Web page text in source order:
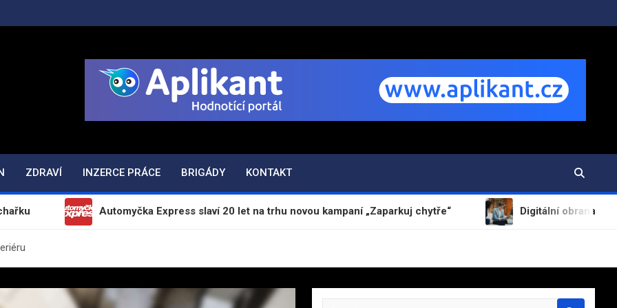
ZDRAVÍ INZERCE PRÁCE BRIGÁDY KONTAKT
Automyčka Express slaví 20 let na trhu novou kampaní „Zaparkuj chytře“ Digitální obrana